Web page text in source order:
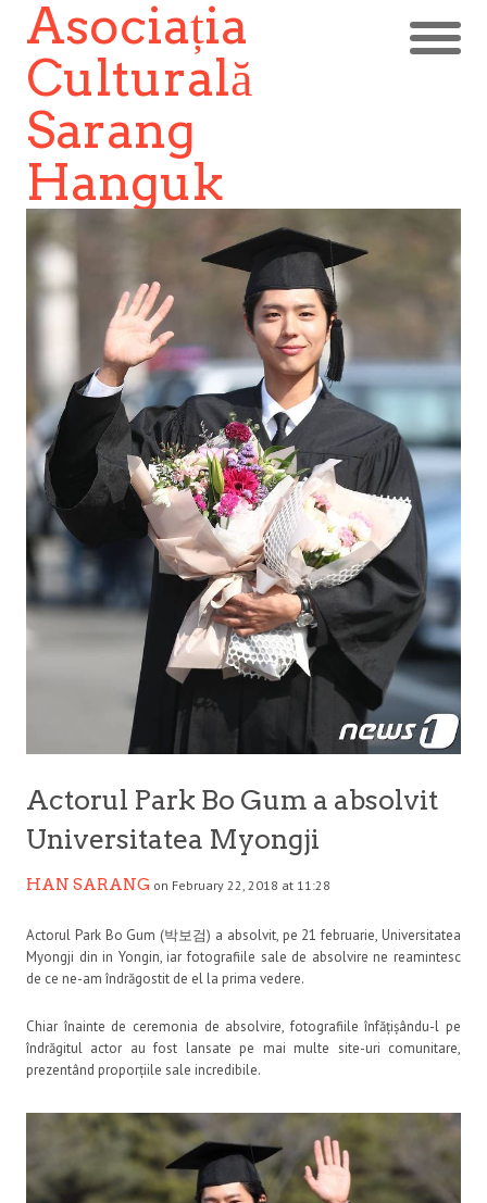
Asociația
Culturală
Sarang
Hanguk
Actorul Park Bo Gum a absolvit
Universitatea Myongji
HAN SARANG on February 22, 2018 at 11:28
Actorul Park Bo Gum (박보검) a absolvit, pe 21 februarie, Universitatea
Myongji din in Yongin, iar fotografiile sale de absolvire ne reamintesc
de ce ne-am îndrăgostit de el la prima vedere.
Chiar înainte de ceremonia de absolvire, fotografiile înfățișându-l pe
îndrăgitul actor au fost lansate pe mai multe site-uri comunitare,
prezentând proporțiile sale incredibile.